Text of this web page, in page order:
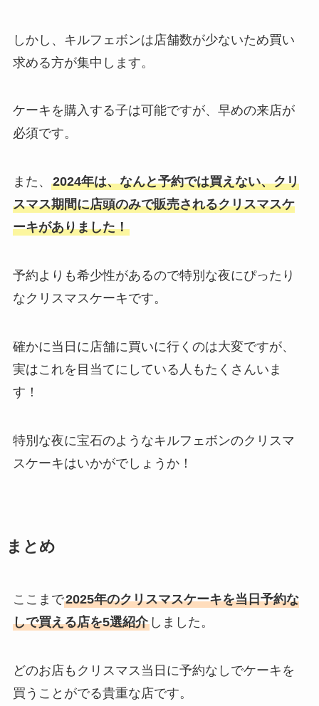
しかし、キルフェボンは店舗数が少ないため買い
求める方が集中します。
ケーキを購入する子は可能ですが、早めの来店が
必須です。
また、 2024年は、なんと予約では買えない、クリ
スマス期間に店頭のみで販売されるクリスマスケ
ーキがありました！
予約よりも希少性があるので特別な夜にぴったり
なクリスマスケーキです。
確かに当日に店舗に買いに行くのは大変ですが、
実はこれを目当てにしている人もたくさんいま
す！
特別な夜に宝石のようなキルフェボンのクリスマ
スケーキはいかがでしょうか！
まとめ
ここまで2025年のクリスマスケーキを当日予約な
しで買える店を5選紹介しました。
どのお店もクリスマス当日に予約なしでケーキを
買うことがでる貴重な店です。